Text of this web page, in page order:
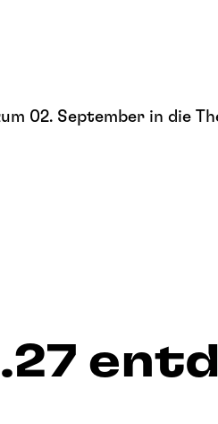
02. September in die